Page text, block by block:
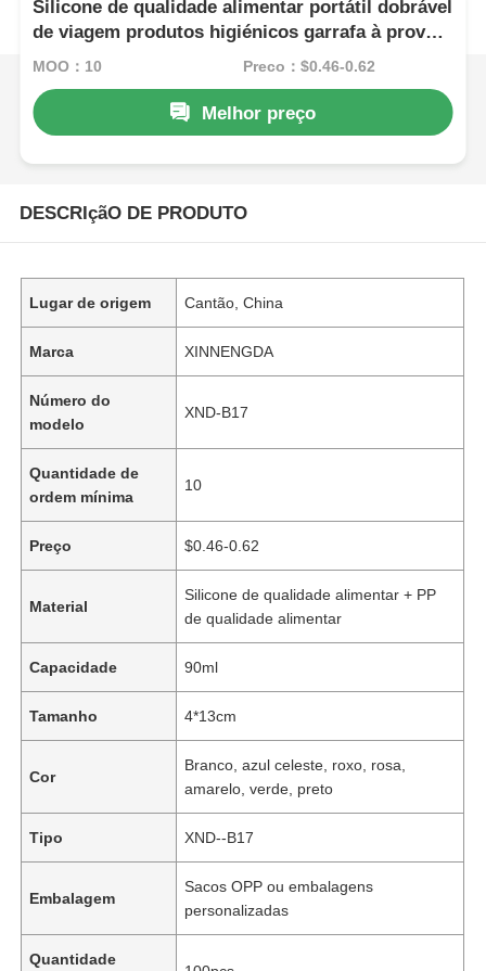
Silicone de qualidade alimentar portátil dobrável
de viagem produtos higiénicos garrafa à prova
de vazamento TSA aprovado Capacidade 90ml
MOQ：10 Preço：$0.46-0.62
Melhor preço
DESCRIçãO DE PRODUTO
Lugar de origem Cantão, China
Marca XINNENGDA
Número do
modelo
XND-B17
Quantidade de
ordem mínima
10
Preço $0.46-0.62
Material
Silicone de qualidade alimentar + PP
de qualidade alimentar
Capacidade 90ml
Tamanho 4*13cm
Cor
Branco, azul celeste, roxo, rosa,
amarelo, verde, preto
Tipo XND--B17
Embalagem
Sacos OPP ou embalagens
personalizadas
Quantidade